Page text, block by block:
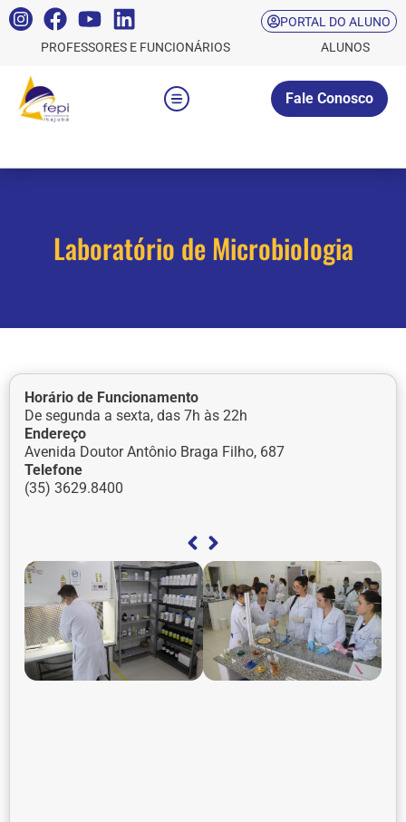
PORTAL DO ALUNO
PROFESSORES E FUNCIONÁRIOS
ALUNOS
Fale Conosco
Laboratório de Microbiologia
Horário de Funcionamento
De segunda a sexta, das 7h às 22h
Endereço
Avenida Doutor Antônio Braga Filho, 687
Telefone
(35) 3629.8400